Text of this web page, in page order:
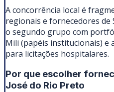
A concorrência local é
regionais e fornecedores de
o segundo grupo com
Mili (papéis institucionais) e
para licitações hospitalares.
Por que escolher
José do Rio Preto